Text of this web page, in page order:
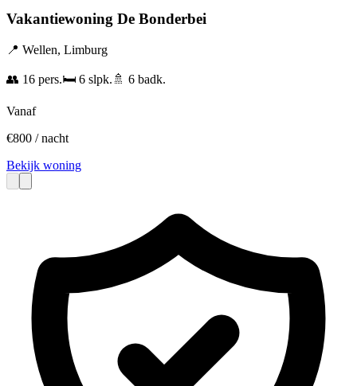
Vakantiewoning De Bonderbei
📍 Wellen, Limburg
👥 16 pers.🛏️ 6 slpk. 🚿 6 badk.
Vanaf
€800 / nacht
Bekijk woning